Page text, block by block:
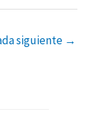
siguiente →